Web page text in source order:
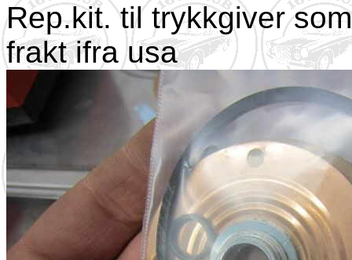
Rep.kit. til trykkgiver
frakt ifra usa